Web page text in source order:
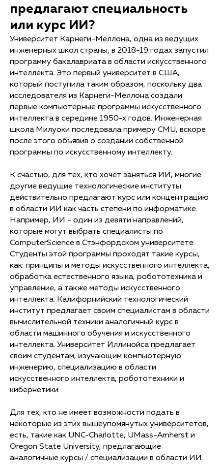
предлагают специальность
или курс ИИ?
Университет Карнеги-Меллона, одна из ведущих
инженерных школ страны, в 2018-19 годах запустил
программу бакалавриата в области искусственного
интеллекта. Это первый университет в США,
который поступила таким образом, поскольку два
исследователя из Карнеги-Меллона создали
первые компьютерные программы искусственного
интеллекта в середине 1950-х годов. Инженерная
школа Милуоки последовала примеру CMU, вскоре
после этого объявив о создании собственной
программы по искусственному интеллекту.
К счастью, для тех, кто хочет заняться ИИ, многие
другие ведущие технологические институты
действительно предлагают курс или концентрацию
в области ИИ как часть степени по информатике.
Например, ИИ - один из девяти направлений,
которые могут выбрать специалисты по
ComputerScience в Стэнфордском университете.
Студенты этой программы проходят такие курсы,
как: принципы и методы искусственного интеллекта,
обработка естественного языка, робототехника и
управление, а также методы искусственного
интеллекта. Калифорнийский технологический
институт предлагает своим специалистам в области
вычислительной техники аналогичный курс в
области машинного обучения и искусственного
интеллекта. Университет Иллинойса предлагает
своим студентам, изучающим компьютерную
инженерию, специализацию в области
искусственного интеллекта, робототехники и
кибернетики.
Для тех, кто не имеет возможности подать в
некоторые из этих вышеупомянутых университетов,
есть, такие как UNC-Charlotte, UMass-Amherst и
Oregon State University, предлагающие
аналогичные курсы / специализации в области ИИ.